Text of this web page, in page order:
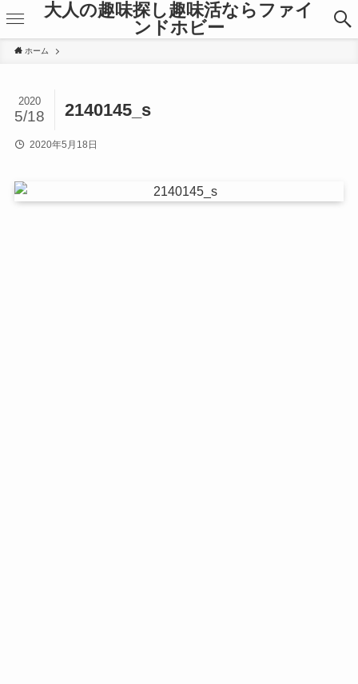
大人の趣味探し趣味活ならファイ
ンドホビー
ホーム
2140145_s
2020
5/18
2020年5月18日